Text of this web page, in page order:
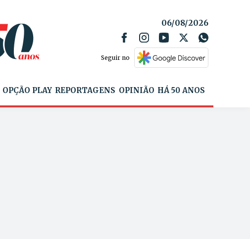
06/08/2026
Seguir no
OPÇÃO PLAY REPORTAGENS OPINIÃO HÁ 50 ANOS